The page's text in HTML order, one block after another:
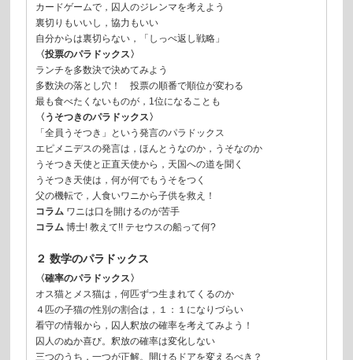
カードゲームで，囚人のジレンマを考えよう
裏切りもいいし，協力もいい
自分からは裏切らない，「しっぺ返し戦略」
〈投票のパラドックス〉
ランチを多数決で決めてみよう
多数決の落とし穴！ 投票の順番で順位が変わる
最も食べたくないものが，1位になることも
〈うそつきのパラドックス〉
「全員うそつき」という発言のパラドックス
エピメニデスの発言は，ほんとうなのか，うそなのか
うそつき天使と正直天使から，天国への道を聞く
うそつき天使は，何が何でもうそをつく
父の機転で，人食いワニから子供を救え！
コラム ワニは口を開けるのが苦手
コラム 博士! 教えて!! テセウスの船って何?
２ 数学のパラドックス
〈確率のパラドックス〉
オス猫とメス猫は，何匹ずつ生まれてくるのか
４匹の子猫の性別の割合は，１：１になりづらい
看守の情報から，囚人釈放の確率を考えてみよう！
囚人のぬか喜び。釈放の確率は変化しない
三つのうち，一つが正解。開けるドアを変えるべき？